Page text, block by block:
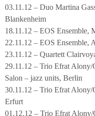
03.11.12 – Duo Martina
Blankenheim
18.11.12 – EOS Ensemble,
22.11.12 – EOS Ensemble,
23.11.12 – Quartett
29.11.12 – Trio Efrat
Salon – jazz units, Berlin
30.11.12 – Trio Efrat
Erfurt
01.12.12 – Trio Efrat